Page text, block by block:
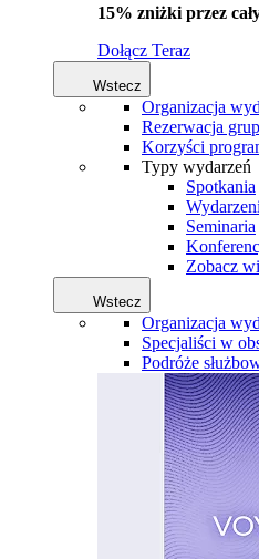
15% zniżki przez
Dołącz Teraz
Wstecz
Organizacja
Rezerwacja
Korzyści
Typy wydarzeń
Spotkania
Seminaria
Zobacz
Wstecz
Organizacja
Specjaliści w
Podróże